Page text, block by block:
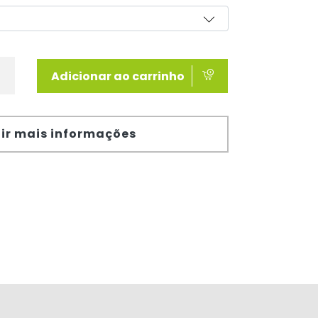
Adicionar ao carrinho
mais informações